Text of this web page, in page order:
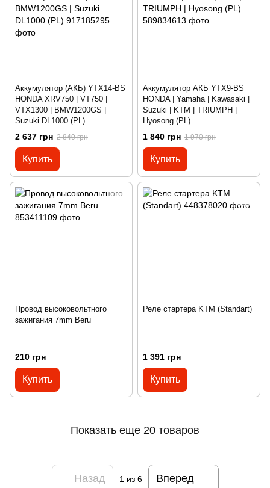
Аккумулятор (АКБ) YTX14-BS
HONDA XRV750 | VT750 |
VTX1300 | BMW1200GS |
Suzuki DL1000 (PL)
2 637 грн 2 840 грн
Купить
Аккумулятор АКБ YTX9-BS
HONDA | Yamaha | Kawasaki |
Suzuki | KTM | TRIUMPH |
Hyosong (PL)
1 840 грн 1 970 грн
Купить
Провод высоковольтного
зажигания 7mm Beru
210 грн
Купить
Реле стартера KTM (Standart)
1 391 грн
Купить
Показать еще 20 товаров
Назад 1 из 6 Вперед